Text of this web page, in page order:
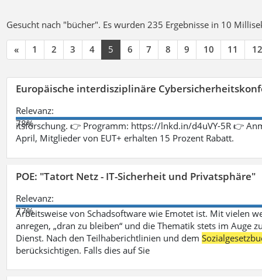
Gesucht nach "bücher". Es wurden 235 Ergebnisse in 10
« 1 2 3 4 5 6 7 8 9 10 11 12
Europäische interdisziplinäre
Relevanz:
78%
itsforschung. 👉 Programm: https://lnkd.in/d4uVY-5R 👉
April, Mitglieder von EUT+ erhalten 15 Prozent Rabatt.
POE: "Tatort Netz - IT-Sicherheit und Privatsphäre"
Relevanz:
77%
Arbeitsweise von Schadsoftware wie Emotet ist. Mit vielen
anregen, „dran zu bleiben“ und die Thematik stets im
Dienst. Nach den Teilhaberichtlinien und dem
berücksichtigen. Falls dies auf Sie